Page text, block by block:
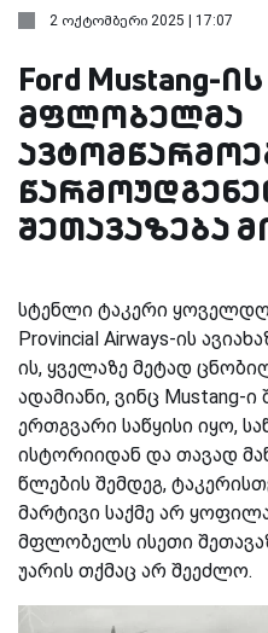
2 ოქტომბერი 2025 | 17:07
Ford Mustang-
მფლობელმა
შეთავაზება
სტენლი ტაკერი
Provincial Airways-ის
ის, ყველაზე მეტად
ადამიანი, ვინც Mustang-ი
ერთგვარი საწყისი იყო,
ისტორიიდან და თავად
წლების შემდეგ,
მარტივი საქმე არ
მფლობელს ისეთი
უარის თქმაც არ შეეძლო.